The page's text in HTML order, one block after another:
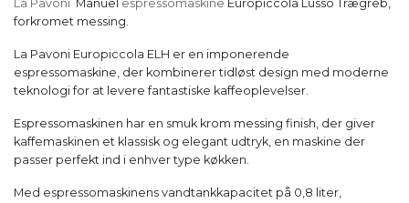
La Pavoni Manuel espressomaskine Europiccola Lusso Trægreb,
forkromet messing.
La Pavoni Europiccola ELH er en imponerende
espressomaskine, der kombinerer tidløst design med moderne
teknologi for at levere fantastiske kaffeoplevelser.
Espressomaskinen har en smuk krom messing finish, der giver
kaffemaskinen et klassisk og elegant udtryk, en maskine der
passer perfekt ind i enhver type køkken.
Med espressomaskinens vandtankkapacitet på 0,8 liter,